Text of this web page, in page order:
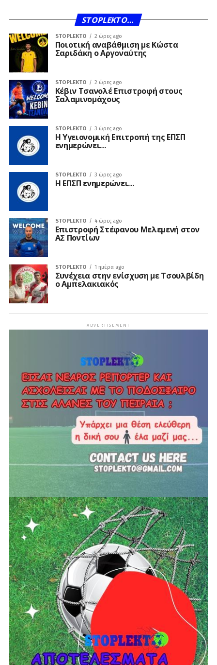
STOPLEKTO…
STOPLEKTO 2 ώρες ago
Ποιοτική αναβάθμιση με Κώστα
Σαριδάκη ο Αργοναύτης
STOPLEKTO 2 ώρες ago
Κέβιν Τσανολέ Επιστροφή στους
Σαλαμινομάχους
STOPLEKTO 3 ώρες ago
Η Υγειονομική Επιτροπή της ΕΠΣΠ
ενημερώνει…
STOPLEKTO 3 ώρες ago
Η ΕΠΣΠ ενημερώνει…
STOPLEKTO 4 ώρες ago
Επιστροφή Στέφανου Μελεμενή στον
ΑΣ Ποντίων
STOPLEKTO 1 ημέρα ago
Συνέχεια στην ενίσχυση με Τσουλβίδη
ο Αμπελακιακός
ADVERTISEMENT